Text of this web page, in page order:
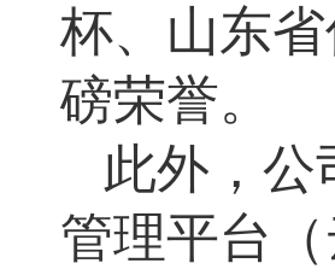
杯、山东
磅荣誉。
此外，公
管理平台